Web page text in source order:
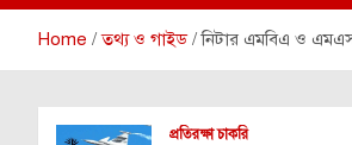
Home তথ্য ও গাইড নিটার এমবিএ ও
প্রতিরক্ষা চাকরি